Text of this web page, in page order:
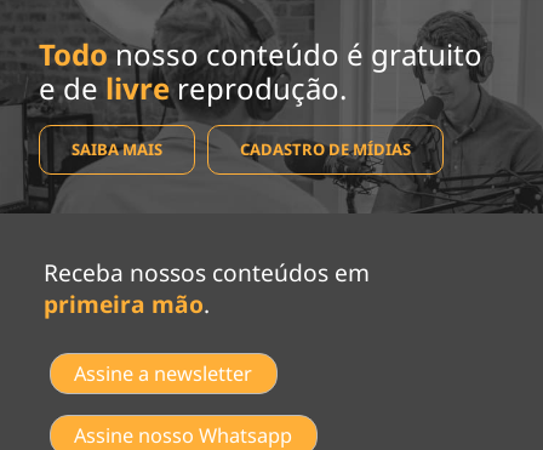
Todo nosso conteúdo é gratuito
e de livrereprodução.
SAIBA MAIS CADASTRO DE MÍDIAS
Receba nossos conteúdos em
primeira mão.
Assine a newsletter
Assine nosso Whatsapp